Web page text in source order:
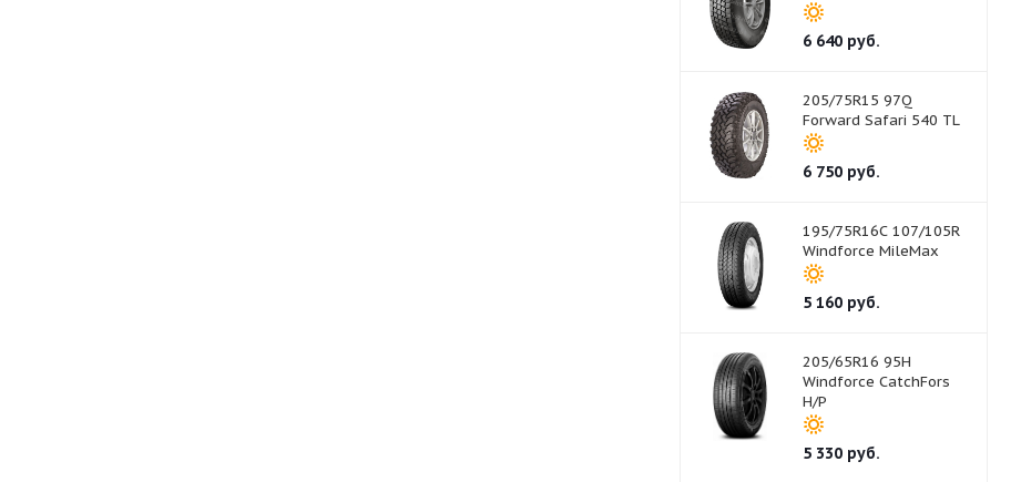
6 640руб.
205/75R15 97Q
Forward Safari 540 TL
6 750руб.
195/75R16C 107/105R
Windforce MileMax
5 160руб.
205/65R16 95H
Windforce CatchFors
H/P
5 330руб.